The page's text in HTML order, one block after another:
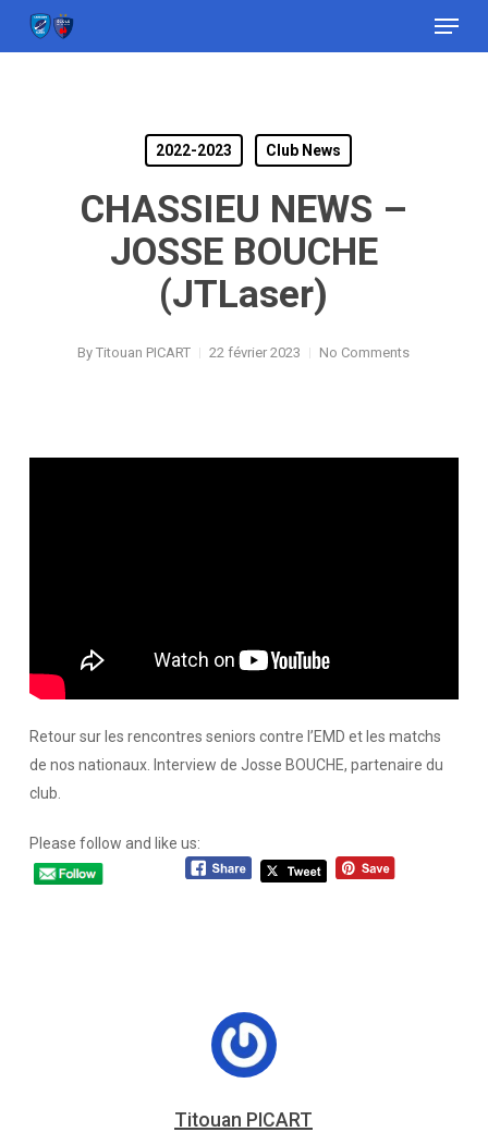
Menu
2022-2023 Club News
CHASSIEU NEWS –
JOSSE BOUCHE
(JTLaser)
By Titouan PICART 22 février 2023 No Comments
Retour sur les rencontres seniors contre l’EMD et les matchs
de nos nationaux. Interview de Josse BOUCHE, partenaire du
club.
Please follow and like us:
Titouan PICART